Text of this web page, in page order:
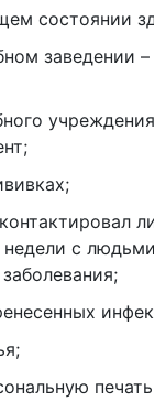
состоянии
заведении –
недели с